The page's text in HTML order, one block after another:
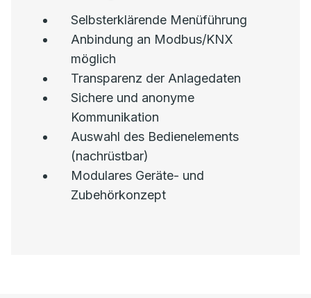
Selbsterklärende Menüführung
Anbindung an Modbus/KNX
möglich
Transparenz der Anlagedaten
Sichere und anonyme
Kommunikation
Auswahl des Bedienelements
(nachrüstbar)
Modulares Geräte- und
Zubehörkonzept